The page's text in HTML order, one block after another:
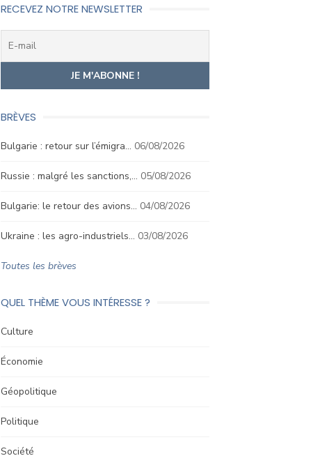
RECEVEZ NOTRE NEWSLETTER
BRÈVES
Bulgarie : retour sur l’émigra… 06/08/2026
Russie : malgré les sanctions,… 05/08/2026
Bulgarie: le retour des avions… 04/08/2026
Ukraine : les agro-industriels… 03/08/2026
Toutes les brèves
QUEL THÈME VOUS INTÉRESSE ?
Culture
Économie
Géopolitique
Politique
Société